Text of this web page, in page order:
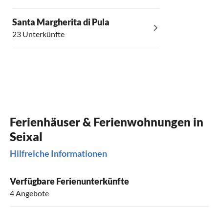
Santa Margherita di Pula
23 Unterkünfte
Ferienhäuser & Ferienwohnungen in
Seixal
Hilfreiche Informationen
Verfügbare Ferienunterkünfte
4 Angebote